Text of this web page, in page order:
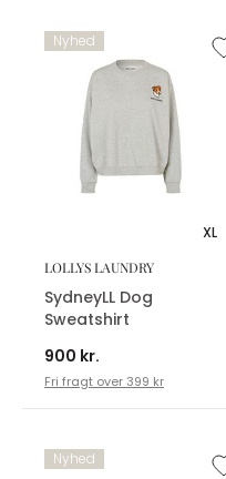
Nyhed
XL
LOLLYS LAUNDRY
SydneyLL Dog
Sweatshirt
900 kr.
Fri fragt over 399 kr
Nyhed